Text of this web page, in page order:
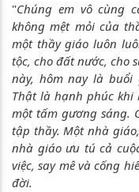
"Chúng em vô cùng
không mệt mỏi của
một thầy giáo luôn
tộc, cho đất nước, cho
này, hôm nay là
Thật là hạnh phúc
một tấm gương sáng.
tập thầy. Một nhà
nhà giáo ưu tú cả
việc, say mê và cống
đời.